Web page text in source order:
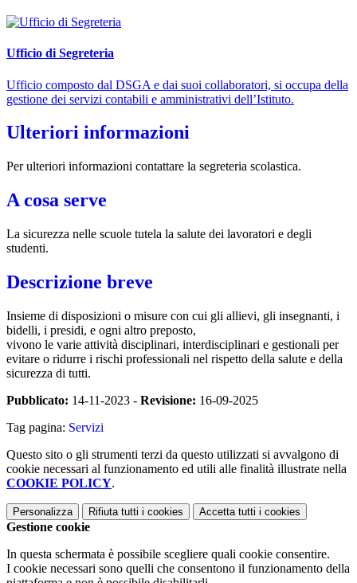
Ufficio di Segreteria
Ufficio composto dal DSGA e dai suoi collaboratori, si occupa della
gestione dei servizi contabili e amministrativi dell’Istituto.
Ulteriori informazioni
Per ulteriori informazioni contattare la segreteria scolastica.
A cosa serve
La sicurezza nelle scuole tutela la salute dei lavoratori e degli
studenti.
Descrizione breve
Insieme di disposizioni o misure con cui gli allievi, gli insegnanti, i
bidelli, i presidi, e ogni altro preposto,
vivono le varie attività disciplinari, interdisciplinari e gestionali per
evitare o ridurre i rischi professionali nel rispetto della salute e della
sicurezza di tutti.
Pubblicato: 14-11-2023 - Revisione: 16-09-2025
Tag pagina: Servizi
Questo sito o gli strumenti terzi da questo utilizzati si avvalgono di
cookie necessari al funzionamento ed utili alle finalità illustrate nella
COOKIE POLICY.
Personalizza Rifiuta tutti i cookies Accetta tutti i cookies
Gestione cookie
In questa schermata è possibile scegliere quali cookie consentire.
I cookie necessari sono quelli che consentono il funzionamento della